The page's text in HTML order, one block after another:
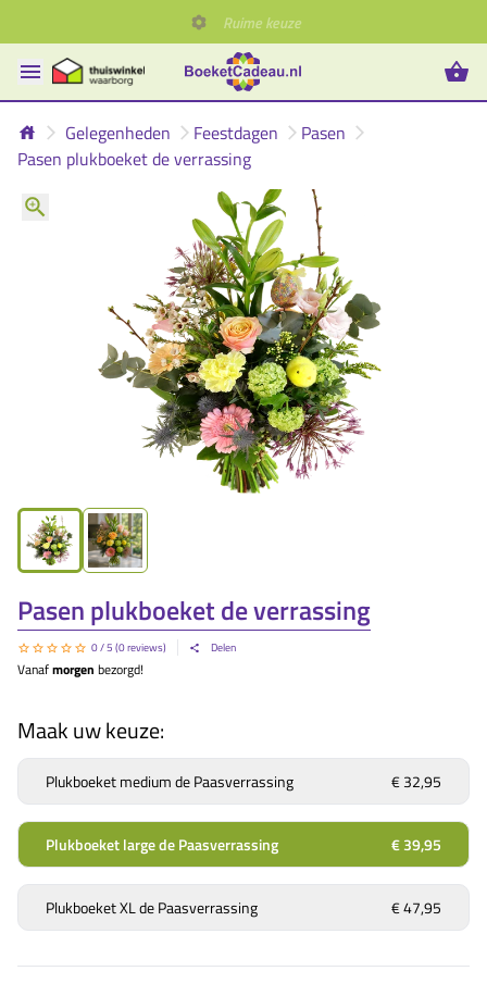
Ruime keuze
Gelegenheden Feestdagen
Pasen
Pasen plukboeket de verrassing
Pasen plukboeket de verrassing
0/ 5 (0reviews) Delen
Vanafmorgen bezorgd!
Maak uw keuze:
Plukboeket medium de Paasverrassing € 32,95
Plukboeket large de Paasverrassing € 39,95
Plukboeket XL de Paasverrassing € 47,95